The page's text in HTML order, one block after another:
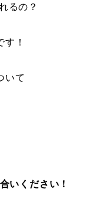
るの？
！
いて
いください！